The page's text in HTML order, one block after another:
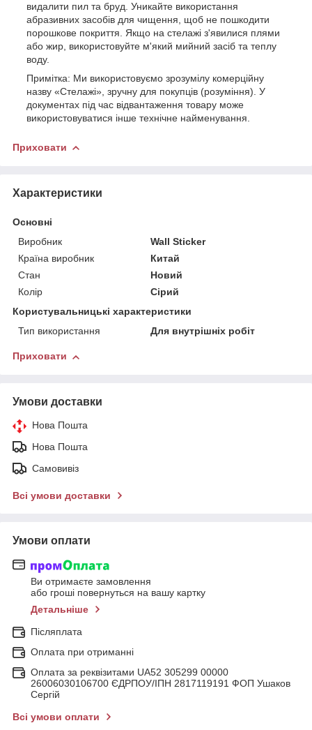
видалити пил та бруд. Уникайте використання
абразивних засобів для чищення, щоб не пошкодити
порошкове покриття. Якщо на стелажі з'явилися плями
або жир, використовуйте м'який мийний засіб та теплу
воду.
Примітка: Ми використовуємо зрозумілу комерційну
назву «Стелажі», зручну для покупців (розуміння). У
документах під час відвантаження товару може
використовуватися інше технічне найменування.
Приховати
Характеристики
Основні
Виробник
Wall Sticker
Країна виробник
Китай
Стан
Новий
Колір
Сірий
Користувальницькі характеристики
Тип використання
Для внутрішніх робіт
Приховати
Умови доставки
Нова Пошта
Нова Пошта
Самовивіз
Всі умови доставки
Умови оплати
Ви отримаєте замовлення
або гроші повернуться на вашу картку
Детальніше
Післяплата
Оплата при отриманні
Оплата за реквізитами UA52 305299 00000
26006030106700 ЄДРПОУ/ІПН 2817119191 ФОП Ушаков
Сергій
Всі умови оплати